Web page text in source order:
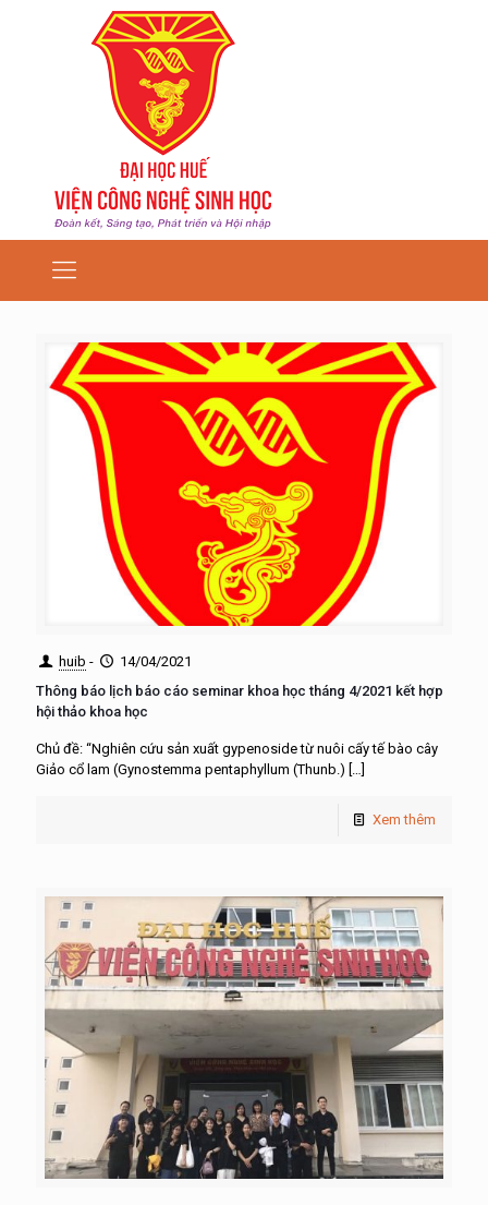
huib -
14/04/2021
Thông báo lịch báo cáo seminar khoa học tháng 4/2021 kết hợp
hội thảo khoa học
Chủ đề: “Nghiên cứu sản xuất gypenoside từ nuôi cấy tế bào cây
Giảo cổ lam (Gynostemma pentaphyllum (Thunb.) […]
Xem thêm